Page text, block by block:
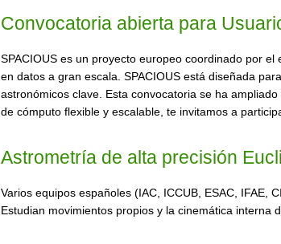
Convocatoria abierta para
SPACIOUS es un proyecto europeo coordinado por
en datos a gran escala. SPACIOUS está diseñada
astronómicos clave. Esta convocatoria se ha
de cómputo flexible y escalable, te invitamos a
Astrometría de alta precisión
Varios equipos españoles (IAC, ICCUB, ESAC, IFAE,
Estudian movimientos propios y la cinemática interna